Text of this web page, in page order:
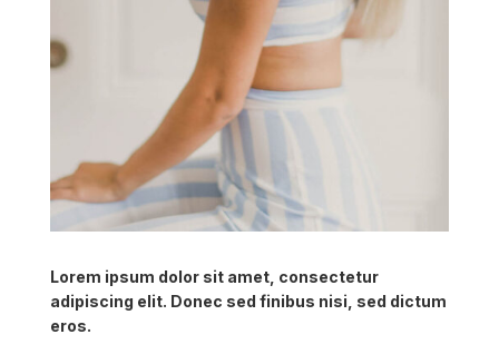
Lorem ipsum dolor sit amet, consectetur
adipiscing elit. Donec sed finibus nisi, sed dictum
eros.